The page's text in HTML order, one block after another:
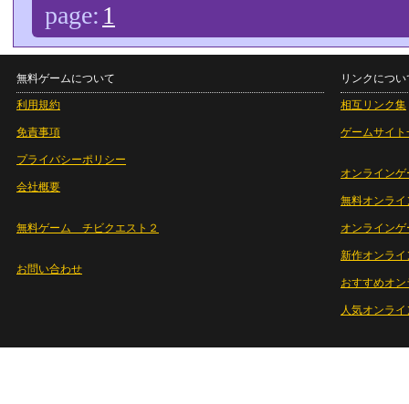
page: 1
無料ゲームについて
利用規約
免責事項
プライバシーポリシー
会社概要
無料ゲーム チビクエスト２
お問い合わせ
リンクについ
相互リンク集
ゲームサイト
オンラインゲ
無料オンライ
オンライン
新作オンライ
おすすめオ
人気オンラ